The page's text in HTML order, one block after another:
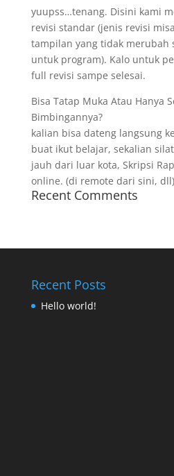
yuupss…tenang. Disini kami
revisi standar (jenis revisi
tampilan yang tidak merubah
untuk program). Kalo untuk
full revisi sampe selesai.
Bisa Tatap Muka Atau Hanya
Bimbingannya?
kalian bisa dateng langsung
buat ikut belajar, sekalian
jauh dari luar kota, Skripsi
online. (di remote dari sini, dll)
Recent Comments
Recent Posts
Hello world!